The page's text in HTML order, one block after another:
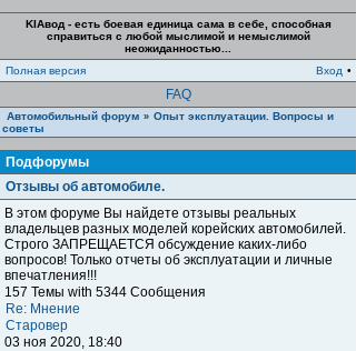
KIAвод - есть боевая единица сама в себе, способная
справиться с любой мыслимой и немыслимой
неожиданностью...
Полная версия
Вход •
FAQ
Автомобильный форум » Опыт эксплуатации. Вопросы и
советы
Подфорумы
Отзывы об автомобиле.
В этом форуме Вы найдете отзывы реальных
владельцев разных моделей корейских автомобилей.
Строго ЗАПРЕЩАЕТСЯ обсуждение каких-либо
вопросов! Только отчеты об эксплуатации и личные
впечатления!!!
157 Темы with 5344 Сообщения
Re: Мнение
Старовер
03 ноя 2020, 18:40